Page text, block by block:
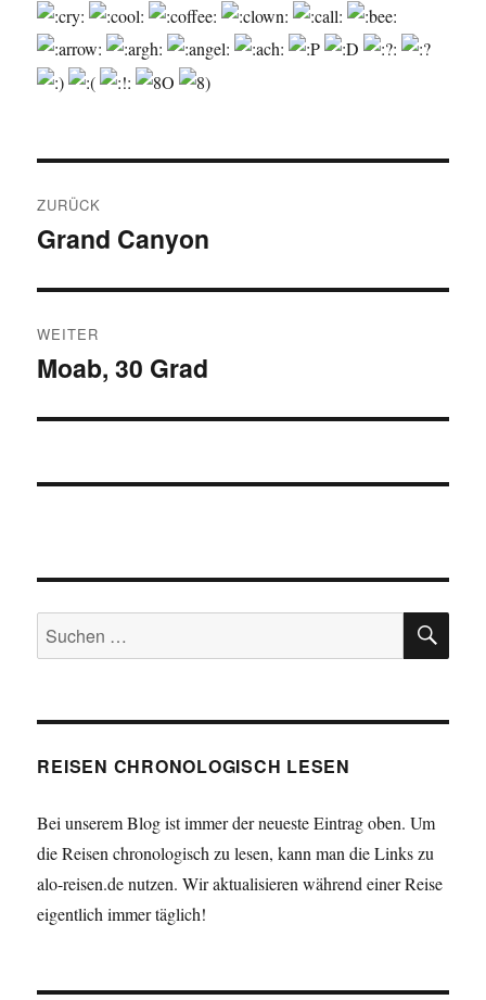
ZURÜCK
Vorheriger
Grand Canyon
WEITER
Nächster
Moab, 30 Grad
Suchen
nach:
REISEN CHRONOLOGISCH LESEN
Bei unserem Blog ist immer der neueste Eintrag oben. Um
die Reisen chronologisch zu lesen, kann man die Links zu
alo-reisen.de nutzen. Wir aktualisieren während einer Reise
eigentlich immer täglich!